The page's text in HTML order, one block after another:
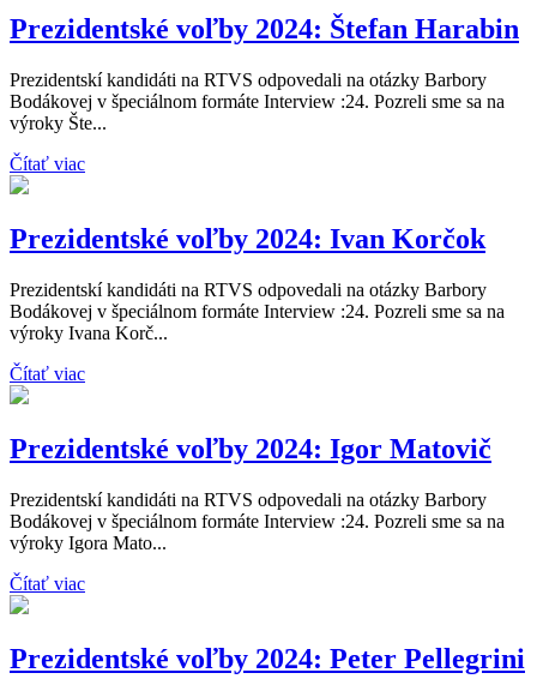
Prezidentské voľby 2024: Štefan Harabin
Prezidentskí kandidáti na RTVS odpovedali na otázky Barbory
Bodákovej v špeciálnom formáte Interview :24. Pozreli sme sa na
výroky Šte...
Čítať viac
Prezidentské voľby 2024: Ivan Korčok
Prezidentskí kandidáti na RTVS odpovedali na otázky Barbory
Bodákovej v špeciálnom formáte Interview :24. Pozreli sme sa na
výroky Ivana Korč...
Čítať viac
Prezidentské voľby 2024: Igor Matovič
Prezidentskí kandidáti na RTVS odpovedali na otázky Barbory
Bodákovej v špeciálnom formáte Interview :24. Pozreli sme sa na
výroky Igora Mato...
Čítať viac
Prezidentské voľby 2024: Peter Pellegrini